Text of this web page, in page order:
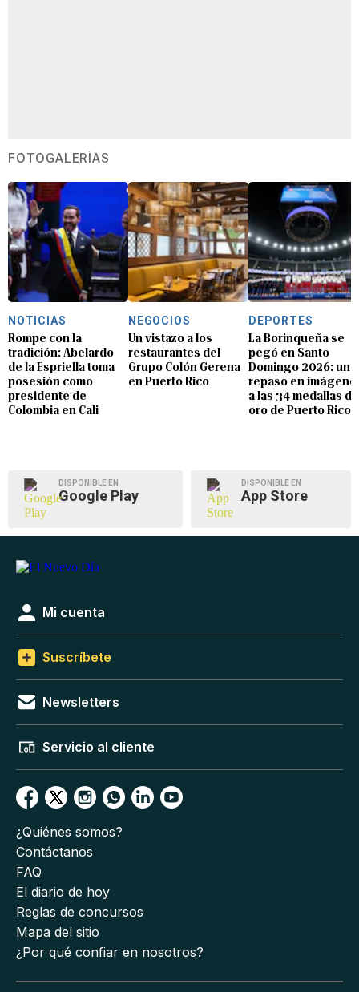
FOTOGALERÍAS
NOTICIAS
Rompe con la
tradición: Abelardo
de la Espriella toma
posesión como
presidente de
Colombia en Cali
NEGOCIOS
Un vistazo a los
restaurantes del
Grupo Colón Gerena
en Puerto Rico
DEPORTES
La Borinqueña se
pegó en Santo
Domingo 2026: un
repaso en
a las 34 medallas de
oro de Puerto Rico
DISPONIBLE EN
Google Play
DISPONIBLE EN
App Store
Mi cuenta
Suscríbete
Newsletters
Servicio al cliente
¿Quiénes somos?
Contáctanos
FAQ
El diario de hoy
Reglas de concursos
Mapa del sitio
¿Por qué confiar en nosotros?